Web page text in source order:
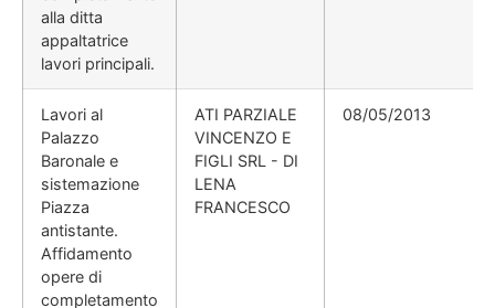
alla ditta
appaltatrice
lavori principali.
Lavori al
Palazzo
Baronale e
sistemazione
Piazza
antistante.
Affidamento
opere di
completamento
ATI PARZIALE
VINCENZO E
FIGLI SRL - DI
LENA
FRANCESCO
08/05/2013